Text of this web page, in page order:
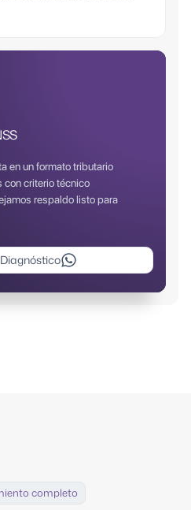
en un formato tributario
con criterio técnico
respaldo listo para
completo